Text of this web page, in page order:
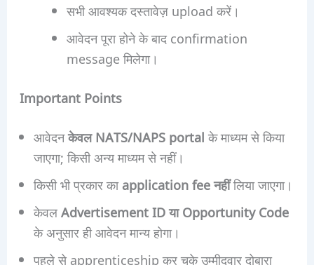
सभी आवश्यक दस्तावेज़ upload करें।
आवेदन पूरा होने के बाद confirmation
message मिलेगा।
Important Points
आवेदनकेवल NATS/NAPS portalके माध्यम से किया
जाएगा; किसी अन्य माध्यम से नहीं।
किसी भी प्रकार काapplication fee नहींलिया जाएगा।
केवलAdvertisement ID या Opportunity Code
के अनुसार ही आवेदन मान्य होगा।
पहले से apprenticeship कर चुके उम्मीदवार दोबारा